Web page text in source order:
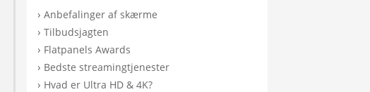
›Anbefalinger af skærme
›Tilbudsjagten
› Flatpanels Awards
› Bedste streamingtjenester
› Hvad er Ultra HD & 4K?